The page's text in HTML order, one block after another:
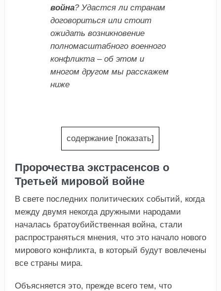
война? Удастся ли странам
договориться или стоит
ожидать возникновение
полномасштабного военного
конфликта – об этом и
многом другом мы расскажем
ниже
содержание [показать]
Пророчества экстрасенсов о
Третьей мировой войне
В свете последних политических событий, когда
между двумя некогда дружными народами
началась братоубийственная война, стали
распространяться мнения, что это начало нового
мирового конфликта, в который будут вовлечены
все страны мира.
Объясняется это, прежде всего тем, что